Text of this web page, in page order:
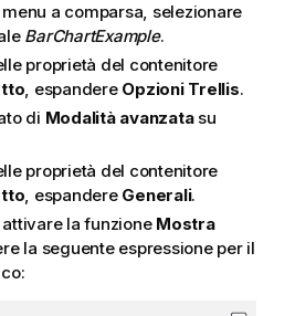
menu a comparsa, selezionare
BarChartExample.
proprietà del contenitore
, espandere Opzioni Trellis.
di Modalità avanzatasu
proprietà del contenitore
, espandere Generali.
la funzione Mostra
la seguente espressione per il